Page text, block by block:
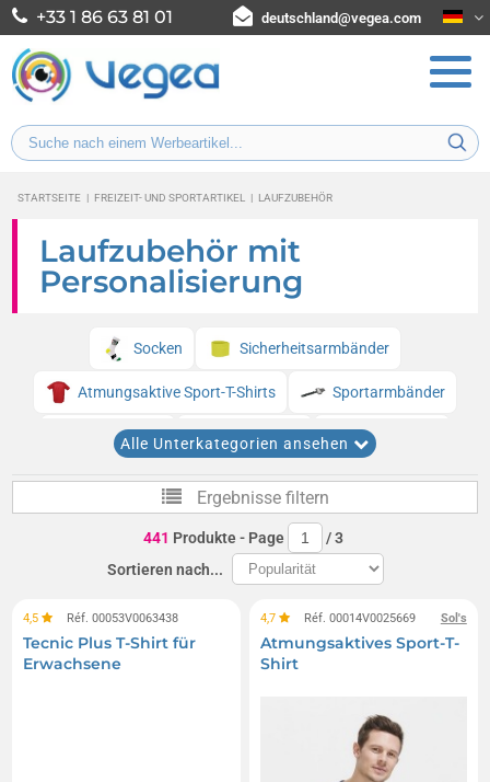
+33 1 86 63 81 01 deutschland@vegea.com
STARTSEITE | FREIZEIT- UND SPORTARTIKEL | LAUFZUBEHÖR
Laufzubehör mit
Personalisierung
Socken Sicherheitsarmbänder
Atmungsaktive Sport-T-Shirts Sportarmbänder
Stirnbänder Laufbänder Sportjacken
Warnlichter Schrittzähler Jogginglampen
Smartwatches
Lauf- und Joggingjacken Sportmanschetten
Sportuhren Sportgürtel Laufgürtel
Handyhalterarmbänder Atmungsaktive Sportpolos
Leuchtende Schuhclips
Alle Unterkategorien ansehen
Ergebnisse filtern
441 Produkte - Page /3
Sortieren nach...
4,5 Réf. 00053V0063438
Tecnic Plus T-Shirt für
Erwachsene
Sol's
4,7 Réf. 00014V0025669
Atmungsaktives Sport-T-
Shirt